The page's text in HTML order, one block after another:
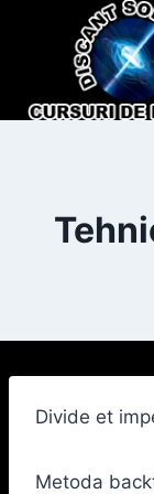
Divide et
Metoda